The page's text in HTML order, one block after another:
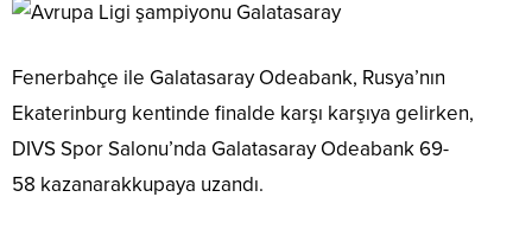
Fenerbahçe ile Galatasaray Odeabank, Rusya’nın
Ekaterinburg kentinde finalde karşı karşıya gelirken,
DIVS Spor Salonu’nda Galatasaray Odeabank 69-
58 kazanarakkupaya uzandı.